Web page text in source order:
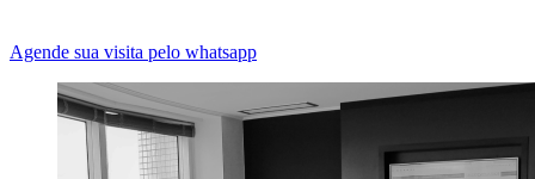
Agende sua visita pelo whatsapp